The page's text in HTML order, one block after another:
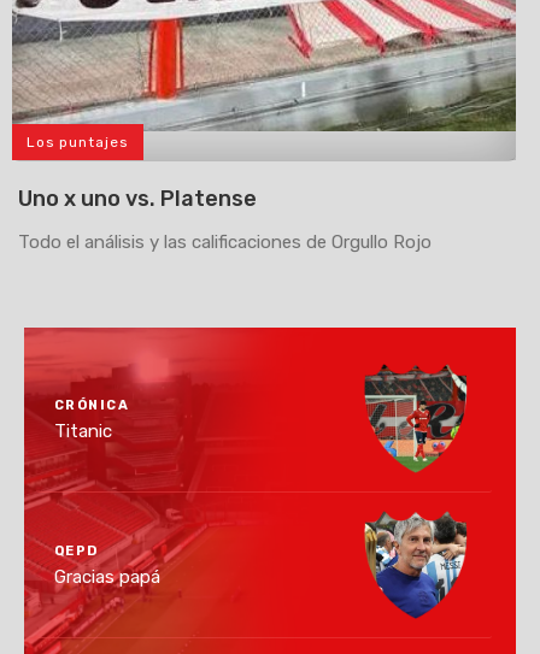
Los puntajes
Uno x uno vs. Platense
Todo el análisis y las calificaciones de Orgullo Rojo
CRÓNICA
Titanic
QEPD
Gracias papá